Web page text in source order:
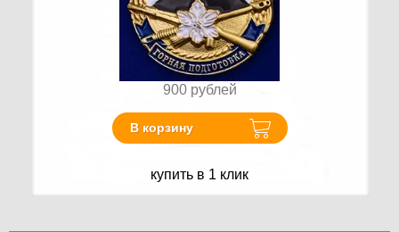
900 рублей
В корзину
купить в 1 клик